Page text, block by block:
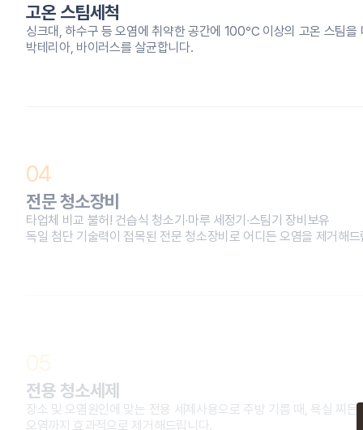
고온 스팀세척
싱크대, 하수구 등 오염에 취약한 공간에 100℃ 이상의 고온 스팀을
박테리아, 바이러스를 살균합니다.
04
전문 청소장비
타업체 비교 불허! 건습식 청소기∙마루 세정기∙스팀기 장비보유
독일 첨단 기술력이 접목된 전문 청소장비로 어디든 오염을 제거해
전용 청소세제
장소 및 오염원인에 맞는 전용 세제사용으로 주방 기름 때, 욕실 찌
오염까지 효과적으로 제거해드립니다.